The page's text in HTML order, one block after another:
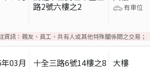
路2號六樓之2
有車位
資訊： 親友、員工、共有人或其他特殊關係間之交易；
年03月 十全三路6號14樓之8 大樓